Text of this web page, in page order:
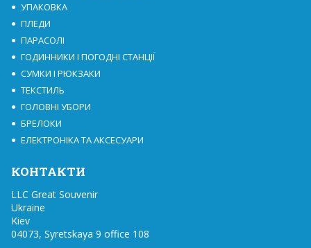
УПАКОВКА
ПЛЕДИ
ПАРАСОЛІ
ГОДИННИКИ І ПОГОДНІ СТАНЦІЇ
СУМКИ І РЮКЗАКИ
ТЕКСТИЛЬ
ГОЛОВНІ УБОРИ
БРЕЛОКИ
ЕЛЕКТРОНІКА ТА АКСЕСУАРИ
КОНТАКТИ
LLC Great Souvenir
Ukraine
Kiev
04073, Syretskaya 9 office 108